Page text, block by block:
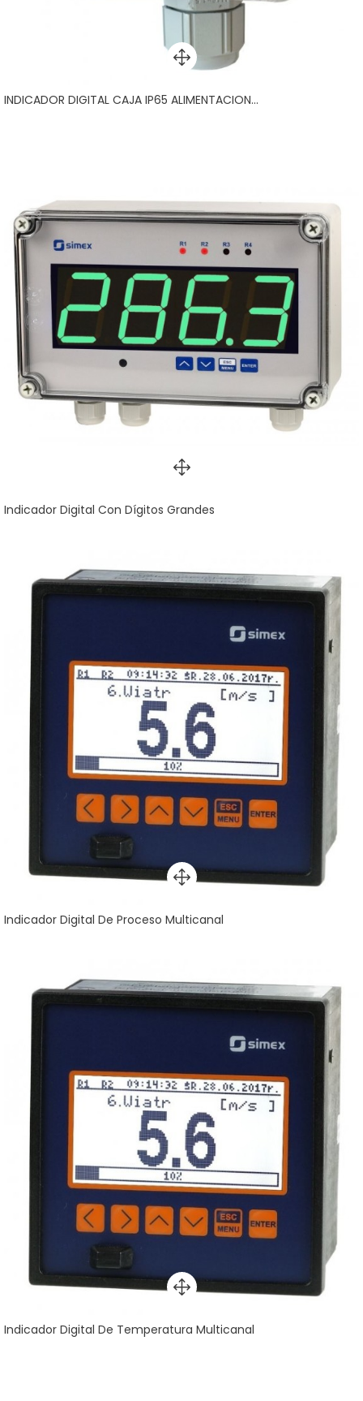
INDICADOR DIGITAL CAJA IP65 ALIMENTACION...
Indicador Digital Con Dígitos Grandes
Indicador Digital De Proceso Multicanal
Indicador Digital De Temperatura Multicanal